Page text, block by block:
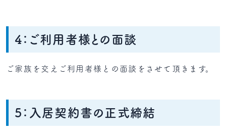
4：ご利用者様との面談
ご家族を交えご利用者様との面談をさせて頂きます。
5：入居契約書の正式締結